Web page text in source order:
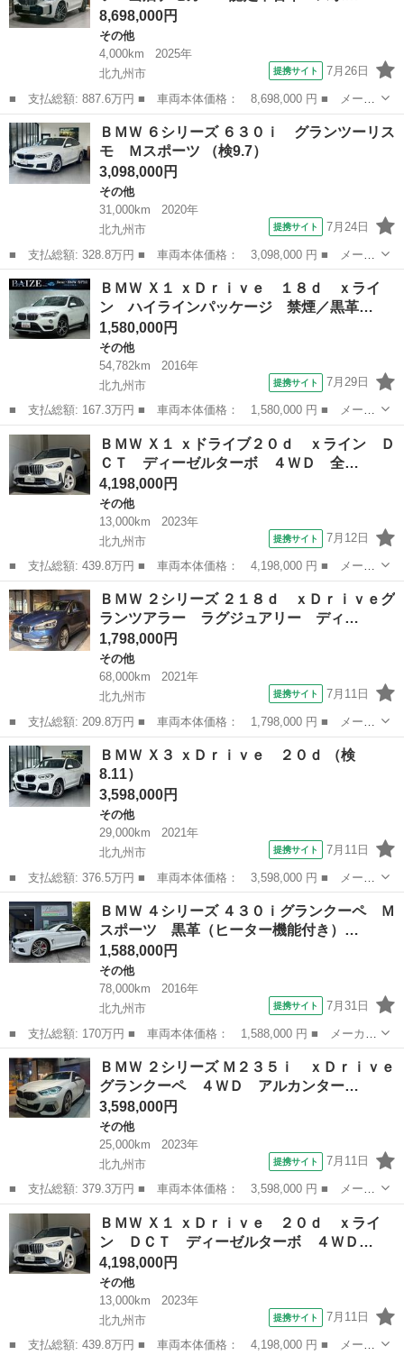
8,698,000円
その他
4,000km
2025年
北九州市
提携サイト 7月26日
■ 支払総額: 887.6万円 ■ 車両本体価格： 8,698,000 円 ■ メーカ
ー名： ＢＭＷ ■ 車種名： Ｘ５ ■ グレード名： ｘＤｒｉｖ
ｅ ４０ｄ Ｍスポーツ 当店デモカー 認定中古車 スポーツＰＫ
Ｇ ３列シ...
福岡 北九州市
ＢＭＷ ６シリーズ ６３０ｉ グランツーリス
モ Ｍスポーツ （検9.7）
3,098,000円
その他
31,000km
2020年
北九州市
提携サイト 7月24日
■ 支払総額: 328.8万円 ■ 車両本体価格： 3,098,000 円 ■ メーカ
ー名： ＢＭＷ ■ 車種名： ６シリーズ ■ グレード名： ６３０
ｉ グランツーリスモ Ｍスポーツ ■ 排気量： 2000cc ■ ドア...
福岡 北九州市
ＢＭＷ Ｘ１ ｘＤｒｉｖｅ １８ｄ ｘライ
ン ハイラインパッケージ 禁煙／黒革…
1,580,000円
その他
54,782km
2016年
北九州市
提携サイト 7月29日
■ 支払総額: 167.3万円 ■ 車両本体価格： 1,580,000 円 ■ メーカ
ー名： ＢＭＷ ■ 車種名： Ｘ１ ■ グレード名： ｘＤｒｉｖ
ｅ １８ｄ ｘライン ハイラインパッケージ 禁煙／黒革シート／
パワーシー...
福岡 北九州市
ＢＭＷ Ｘ１ ｘドライブ２０ｄ ｘライン Ｄ
ＣＴ ディーゼルターボ ４ＷＤ 全…
4,198,000円
その他
13,000km
2023年
北九州市
提携サイト 7月12日
■ 支払総額: 439.8万円 ■ 車両本体価格： 4,198,000 円 ■ メーカ
ー名： ＢＭＷ ■ 車種名： Ｘ１ ■ グレード名： ｘドライブ２
０ｄ ｘライン ＤＣＴ ディーゼルターボ ４ＷＤ 全方位カメ
ラ・黒レザ...
福岡 北九州市 その他
ＢＭＷ ２シリーズ ２１８ｄ ｘＤｒｉｖｅグ
ランツアラー ラグジュアリー ディ…
1,798,000円
その他
68,000km
2021年
北九州市
提携サイト 7月11日
■ 支払総額: 209.8万円 ■ 車両本体価格： 1,798,000 円 ■ メーカ
ー名： ＢＭＷ ■ 車種名： ２シリーズ ■ グレード名： ２１８
ｄ ｘＤｒｉｖｅグランツアラー ラグジュアリー ディーゼルター
ボ ４Ｗ...
福岡 北九州市
ＢＭＷ Ｘ３ ｘＤｒｉｖｅ ２０ｄ （検
8.11）
3,598,000円
その他
29,000km
2021年
北九州市
提携サイト 7月11日
■ 支払総額: 376.5万円 ■ 車両本体価格： 3,598,000 円 ■ メーカ
ー名： ＢＭＷ ■ 車種名： Ｘ３ ■ グレード名： ｘＤｒｉｖ
ｅ ２０ｄ ■ 排気量： 2000cc ■ ドア枚数： 5D ■ ミッシ...
福岡 北九州市
ＢＭＷ ４シリーズ ４３０ｉグランクーペ Ｍ
スポーツ 黒革（ヒーター機能付き）…
1,588,000円
その他
78,000km
2016年
北九州市
提携サイト 7月31日
■ 支払総額: 170万円 ■ 車両本体価格： 1,588,000 円 ■ メーカー
名： ＢＭＷ ■ 車種名： ４シリーズ ■ グレード名： ４３０ｉ
グランクーペ Ｍスポーツ 黒革（ヒーター機能付き）シート・純正
ＯＰ１９ｉ...
福岡 北九州市
ＢＭＷ ２シリーズ Ｍ２３５ｉ ｘＤｒｉｖｅ
グランクーペ ４ＷＤ アルカンター…
3,598,000円
その他
25,000km
2023年
北九州市
提携サイト 7月11日
■ 支払総額: 379.3万円 ■ 車両本体価格： 3,598,000 円 ■ メーカ
ー名： ＢＭＷ ■ 車種名： ２シリーズ ■ グレード名： Ｍ２３
５ｉ ｘＤｒｉｖｅグランクーペ ４ＷＤ アルカンターラシート
バックカ...
福岡 北九州市
ＢＭＷ Ｘ１ ｘＤｒｉｖｅ ２０ｄ ｘライ
ン ＤＣＴ ディーゼルターボ ４ＷＤ…
4,198,000円
その他
13,000km
2023年
北九州市
提携サイト 7月11日
■ 支払総額: 439.8万円 ■ 車両本体価格： 4,198,000 円 ■ メーカ